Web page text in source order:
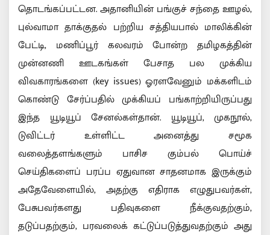
தொடங்கப்பட்டன. அதானியின் பங்குச் சந்தை ஊழல்,
புல்வாமா தாக்குதல் பற்றிய சத்தியபால் மாலிக்கின்
பேட்டி, மணிப்பூர் கலவரம் போன்ற தமிழகத்தின்
முன்னணி ஊடகங்கள் பேசாத பல முக்கிய
விவகாரங்களை (key issues) ஓரளவேனும் மக்களிடம்
கொண்டு சேர்ப்பதில் முக்கியப் பங்காற்றியிருப்பது
இந்த யூடியூப் சேனல்கள்தான். யூடியூப், முகநூல்,
டுவிட்டர் உள்ளிட்ட அனைத்து சமூக
வலைத்தளங்களும் பாசிச கும்பல் பொய்ச்
செய்திகளைப் பரப்ப ஏதுவான சாதனமாக இருக்கும்
அதேவேளையில், அதற்கு எதிராக எழுதுபவர்கள்,
பேசுபவர்களது பதிவுகளை நீக்குவதற்கும்,
தடுப்பதற்கும், பரவலைக் கட்டுப்படுத்துவதற்கும் அது